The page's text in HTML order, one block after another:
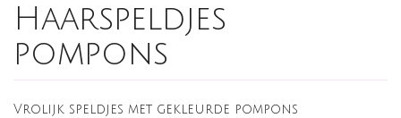
Haarspeldjes
pompons
Vrolijk speldjes met gekleurde pompons